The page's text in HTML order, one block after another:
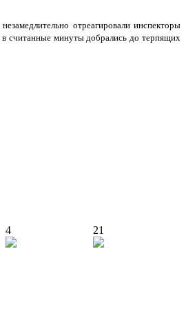
отреагировали инспекторы
считанные минуты добрались до терпящих
4 21